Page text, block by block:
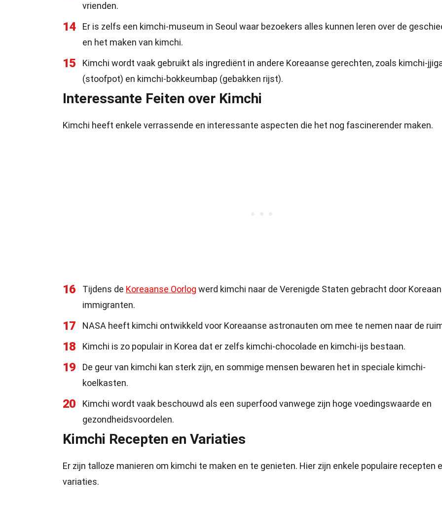
vrienden.
14
Er is zelfs een kimchi-museum in Seoul waar bezoekers alles kunnen leren over de
en het maken van kimchi.
15
Kimchi wordt vaak gebruikt als ingrediënt in andere Koreaanse gerechten, zoals kimchi-
(stoofpot) en kimchi-bokkeumbap (gebakken rijst).
Interessante Feiten over Kimchi
Kimchi heeft enkele verrassende en interessante aspecten die het nog fascinerender maken.
16 Tijdens de Koreaanse Oorlog werd kimchi naar de Verenigde Staten gebracht door
immigranten.
17 NASA heeft kimchi ontwikkeld voor Koreaanse astronauten om mee te nemen naar de
18 Kimchi is zo populair in Korea dat er zelfs kimchi-chocolade en kimchi-ijs bestaan.
19
De geur van kimchi kan sterk zijn, en sommige mensen bewaren het in speciale kimchi-
koelkasten.
20
Kimchi wordt vaak beschouwd als een superfood vanwege zijn hoge voedingswaarde en
gezondheidsvoordelen.
Kimchi Recepten en Variaties
Er zijn talloze manieren om kimchi te maken en te genieten. Hier zijn enkele populaire recepten
variaties.